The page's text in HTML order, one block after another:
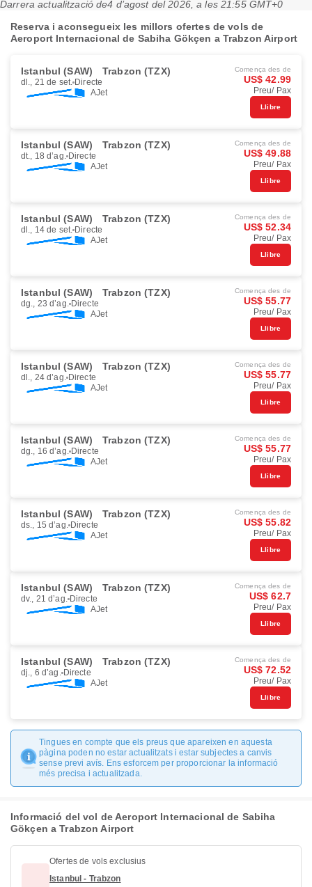
Darrera actualització de4 d’agost del 2026, a les 21:55 GMT+0
Reserva i aconsegueix les millors ofertes de vols de
Aeroport Internacional de Sabiha Gökçen a Trabzon Airport
Istanbul (SAW) Trabzon (TZX)
dl., 21 de set. Directe
AJet
Comença des de
US$ 42.99
Preu/ Pax
Llibre
Istanbul (SAW) Trabzon (TZX)
dt., 18 d’ag. Directe
AJet
Comença des de
US$ 49.88
Preu/ Pax
Llibre
Istanbul (SAW) Trabzon (TZX)
dl., 14 de set. Directe
AJet
Comença des de
US$ 52.34
Preu/ Pax
Llibre
Istanbul (SAW) Trabzon (TZX)
dg., 23 d’ag. Directe
AJet
Comença des de
US$ 55.77
Preu/ Pax
Llibre
Istanbul (SAW) Trabzon (TZX)
dl., 24 d’ag. Directe
AJet
Comença des de
US$ 55.77
Preu/ Pax
Llibre
Istanbul (SAW) Trabzon (TZX)
dg., 16 d’ag. Directe
AJet
Comença des de
US$ 55.77
Preu/ Pax
Llibre
Istanbul (SAW) Trabzon (TZX)
ds., 15 d’ag. Directe
AJet
Comença des de
US$ 55.82
Preu/ Pax
Llibre
Istanbul (SAW) Trabzon (TZX)
dv., 21 d’ag. Directe
AJet
Comença des de
US$ 62.7
Preu/ Pax
Llibre
Istanbul (SAW) Trabzon (TZX)
dj., 6 d’ag. Directe
AJet
Comença des de
US$ 72.52
Preu/ Pax
Llibre
Tingues en compte que els preus que apareixen en aquesta
pàgina poden no estar actualitzats i estar subjectes a canvis
sense previ avís. Ens esforcem per proporcionar la informació
més precisa i actualitzada.
Informació del vol de Aeroport Internacional de Sabiha
Gökçen a Trabzon Airport
Ofertes de vols exclusius
Istanbul - Trabzon